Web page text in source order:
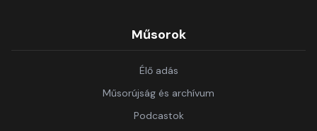
Műsorok
Élő adás
Műsorújság és archívum
Podcastok